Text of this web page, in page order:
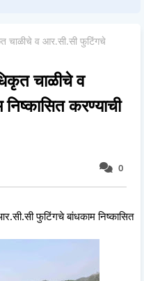
चाळीचे व आर.सी.सी फुटिंगचे
चाळीचे व
करण्याची
0
फुटिंगचे बांधकाम निष्कासित